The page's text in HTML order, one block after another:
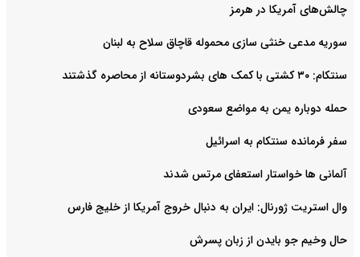
چالش‌های آمریکا در هرمز
سوریه مدعی خنثی سازی محموله قاچاق سلاح به لبنان
سنتکام: ۳۰ کشتی با کمک های بشردوستانه از محاصره گذشتند
حمله دوباره یمن به مواضع سعودی
سفر فرمانده سنتکام به اسرائیل
آلمانی ها خواستار استعفای مرتس شدند
وال استریت ژورنال: ایران به دنبال خروج آمریکا از خلیج فارس
حال وخیم جو بایدن از زبان پسرش